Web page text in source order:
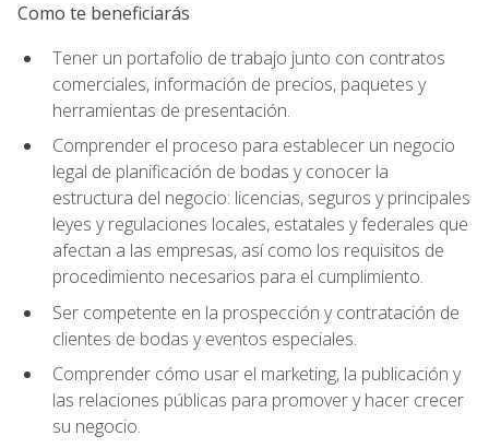
Como te beneficiarás
Tener un portafolio de trabajo junto con contratos
comerciales, información de precios, paquetes y
herramientas de presentación.
Comprender el proceso para establecer un negocio
legal de planificación de bodas y conocer la
estructura del negocio: licencias, seguros y principales
leyes y regulaciones locales, estatales y federales que
afectan a las empresas, así como los requisitos de
procedimiento necesarios para el cumplimiento.
Ser competente en la prospección y contratación de
clientes de bodas y eventos especiales.
Comprender cómo usar el marketing, la publicación y
las relaciones públicas para promover y hacer crecer
su negocio.